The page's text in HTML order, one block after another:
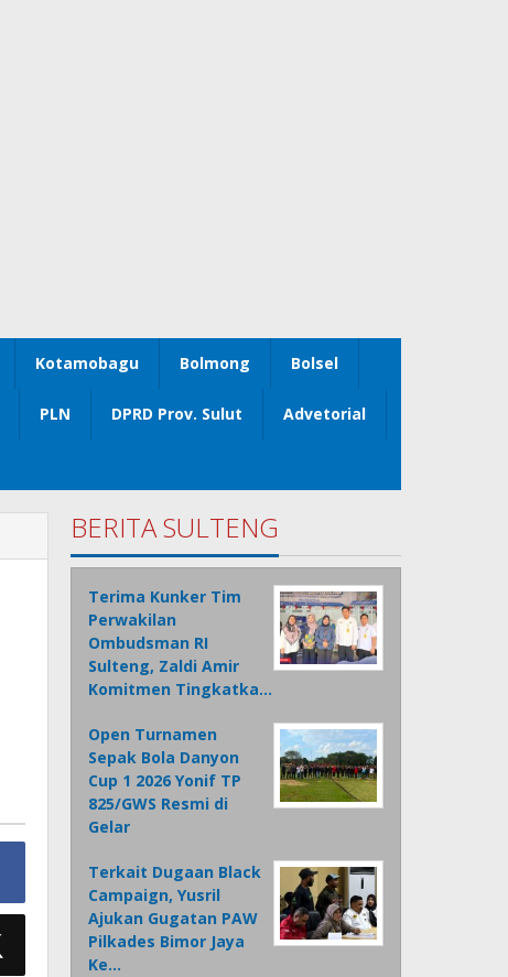
Kotamobagu Bolmong Bolsel
PLN DPRD Prov. Sulut Advetorial
BERITA SULTENG
Terima Kunker Tim
Perwakilan
Ombudsman RI
Sulteng, Zaldi Amir
Komitmen Tingkatka…
Open Turnamen
Sepak Bola Danyon
Cup 1 2026 Yonif TP
825/GWS Resmi di
Gelar
Terkait Dugaan Black
Campaign, Yusril
Ajukan Gugatan PAW
Pilkades Bimor Jaya
Ke…